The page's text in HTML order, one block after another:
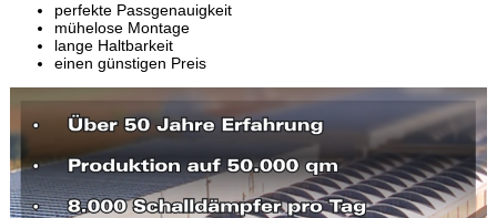
perfekte Passgenauigkeit
mühelose Montage
lange Haltbarkeit
einen günstigen Preis